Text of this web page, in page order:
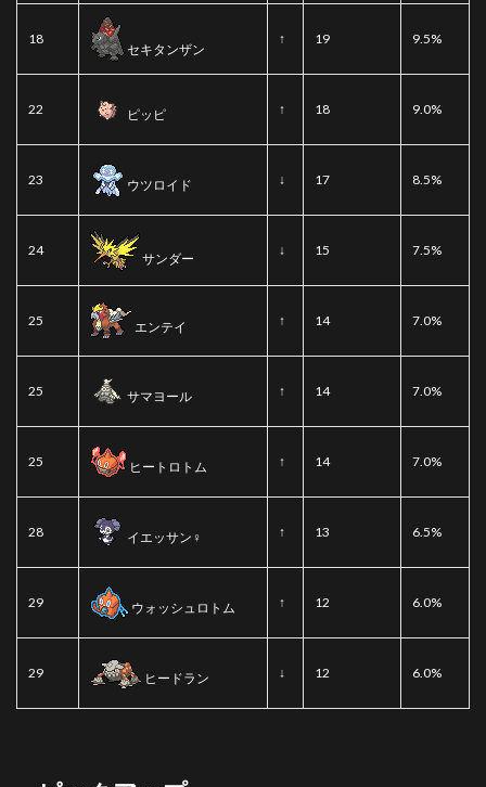
18
セキタンザン
↑ 19 9.5%
22 ピッピ ↑ 18 9.0%
23 ウツロイド ↓ 17 8.5%
24
サンダー
↓ 15 7.5%
25 エンテイ ↑ 14 7.0%
25 サマヨール ↑ 14 7.0%
25 ヒートロトム ↑ 14 7.0%
28 イエッサン♀ ↑ 13 6.5%
29 ウォッシュロトム ↑ 12 6.0%
29 ヒードラン ↓ 12 6.0%